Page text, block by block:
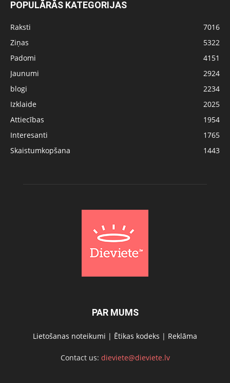
POPULĀRĀS KATEGORIJAS
Raksti
7016
Ziņas
5322
Padomi
4151
Jaunumi
2924
blogi
2234
Izklaide
2025
Attiecības
1954
Interesanti
1765
Skaistumkopšana
1443
PAR MUMS
Lietošanas noteikumi | Ētikas kodeks | Reklāma
Contact us: dieviete@dieviete.lv